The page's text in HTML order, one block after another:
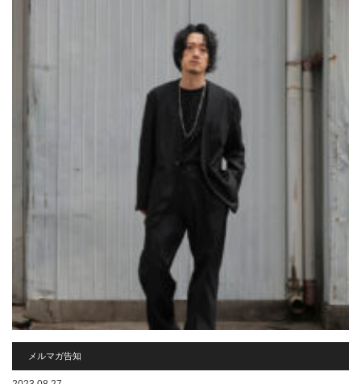
メルマガ告知